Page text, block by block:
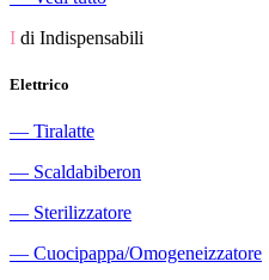
I di Indispensabili
Elettrico
― Tiralatte
― Scaldabiberon
― Sterilizzatore
― Cuocipappa/Omogeneizzatore